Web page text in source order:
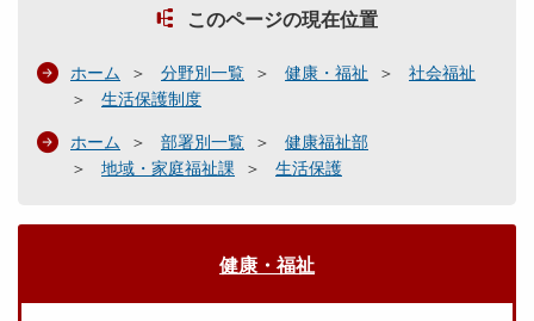
このページの現在位置
ホーム 分野別一覧 健康・福祉
社会福祉
生活保護制度
ホーム 部署別一覧
健康福祉部
地域・家庭福祉課
生活保護
健康・福祉